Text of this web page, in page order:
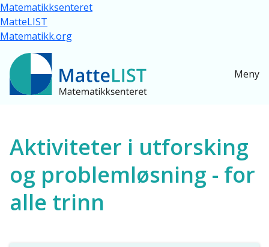
Hopp til hovedinnhold
Matematikksenteret
MatteLIST
Matematikk.org
Meny
Ressurser for alle
Aktiviteter i utforsking
og problemløsning - for
alle trinn